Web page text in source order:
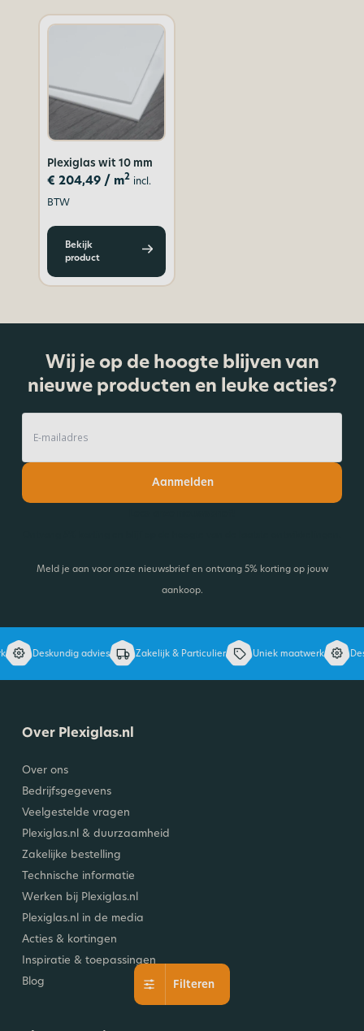
Filteren
Plexiglas wit 10 mm
€ 204,49 / m2 incl.
BTW
Bekijk
product
Wij je op de hoogte blijven van
nieuwe producten en leuke acties?
Aanmelden
Meld je aan voor onze nieuwsbrief en ontvang 5% korting op jouw
aankoop.
Deskundig advies Zakelijk & Particulier Uniek maatwerk
Over Plexiglas.nl
Over ons
Bedrijfsgegevens
Veelgestelde vragen
Plexiglas.nl & duurzaamheid
Zakelijke bestelling
Technische informatie
Werken bij Plexiglas.nl
Plexiglas.nl in de media
Acties & kortingen
Inspiratie & toepassingen
Blog